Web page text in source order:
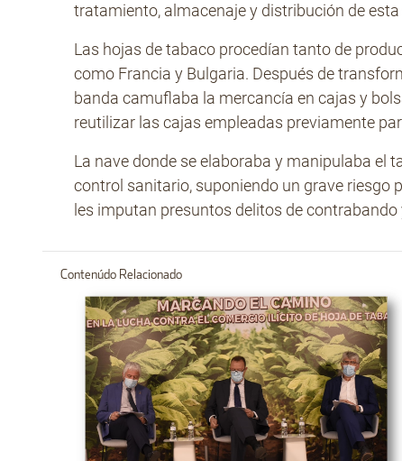
tratamiento, almacenaje y distribución de
Las hojas de tabaco procedían tanto de
como Francia y Bulgaria. Después de
banda camuflaba la mercancía en cajas y
reutilizar las cajas empleadas previamente
La nave donde se elaboraba y manipulaba el
control sanitario, suponiendo un grave riesgo
les imputan presuntos delitos de
Contenúdo Relacionado